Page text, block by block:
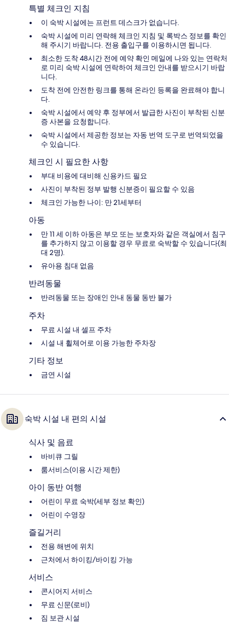
특별 체크인 지침
이 숙박 시설에는 프런트 데스크가 없습니다.
숙박 시설에 미리 연락해 체크인 지침 및 록박스 정보를 확인
해 주시기 바랍니다. 전용 출입구를 이용하시면 됩니다.
최소한 도착 48시간 전에 예약 확인 메일에 나와 있는 연락처
로 미리 숙박 시설에 연락하여 체크인 안내를 받으시기 바랍
니다.
도착 전에 안전한 링크를 통해 온라인 등록을 완료해야 합니
다.
숙박 시설에서 예약 후 정부에서 발급한 사진이 부착된 신분
증 사본을 요청합니다.
숙박 시설에서 제공한 정보는 자동 번역 도구로 번역되었을
수 있습니다.
체크인 시 필요한 사항
부대 비용에 대비해 신용카드 필요
사진이 부착된 정부 발행 신분증이 필요할 수 있음
체크인 가능한 나이: 만 21세부터
아동
만 11 세 이하 아동은 부모 또는 보호자와 같은 객실에서 침구
를 추가하지 않고 이용할 경우 무료로 숙박할 수 있습니다(최
대 2명).
유아용 침대 없음
반려동물
반려동물 또는 장애인 안내 동물 동반 불가
주차
무료 시설 내 셀프 주차
시설 내 휠체어로 이용 가능한 주차장
기타 정보
금연 시설
숙박 시설 내 편의 시설
식사 및 음료
바비큐 그릴
룸서비스(이용 시간 제한)
아이 동반 여행
어린이 무료 숙박(세부 정보 확인)
어린이 수영장
즐길거리
전용 해변에 위치
근처에서 하이킹/바이킹 가능
서비스
콘시어지 서비스
무료 신문(로비)
짐 보관 시설